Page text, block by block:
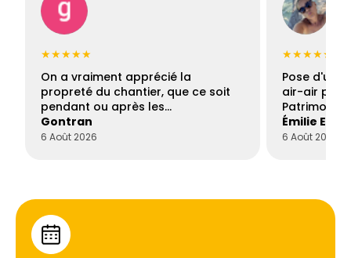
★★★★★
On a vraiment apprécié la
propreté du chantier, que ce soit
pendant ou après les…
Gontran
6 Août 2026
★★★★★
Pose d'une
air-air par
Patrimoine
Émilie
6 Août 2026